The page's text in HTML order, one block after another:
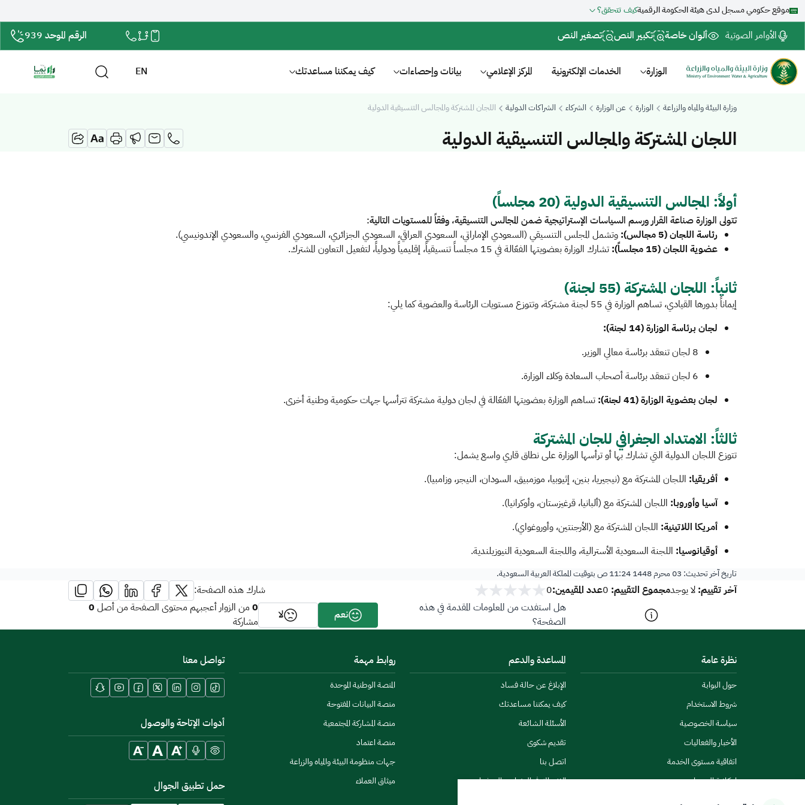
موقع حكومي مسجل لدى هيئة الحكومة الرقميةكيف تتحقق؟
الأوامر الصوتية ألوان خاصة تكبير النص تصغير النص الرقم الموحد 939
الوزارة الخدمات الإلكترونية المركز الإعلامي بيانات وإحصاءات كيف يمكننا مساعدتك EN
وزارة البيئة والمياه والزراعة الوزارة عن الوزارة الشركاء الشراكات الدولية اللجان المشتركة والمجالس التنسيقية الدولية
اللجان المشتركة والمجالس التنسيقية الدولية
أولاً: المجالس التنسيقية الدولية (20 مجلساً)​
تتولى الوزارة صناعة القرار ورسم السياسات الإستراتيجية ضمن المجالس التنسيقية، وفقاً للمستويات التالية:
رئاسة اللجان (5 مجالس): وتشمل المجلس التنسيقي (السعودي الإماراتي، السعودي العراقي، السعودي الجزائري، السعودي الفرنسي، والسعودي الإندونيسي).
عضوية اللجان (15 مجلساً): تشارك الوزارة بعضويتها الفعّالة في 15 مجلساً تنسيقياً، إقليمياً ودولياً، لتفعيل التعاون المشترك.​
ثانياً: اللجان المشتركة (55 لجنة)
إيماناً بدورها القيادي، تساهم الوزارة في 55 لجنة مشتركة، وتتوزع مستويات الرئاسة والعضوية كما يلي:​
لجان برئاسة الوزارة (14 لجنة):
8 لجان تنعقد برئاسة معالي الوزير.
6 لجان تنعقد برئاسة أصحاب السعادة وكلاء الوزارة.
لجان بعضوية الوزارة (41 لجنة): تساهم الوزارة بعضويتها الفعّالة في لجان دولية مشتركة تترأسها جهات حكومية وطنية أخرى.
ثالثاً: الامتداد الجغرافي للجان المشتركة
تتوزع اللجان الدولية التي تشارك بها أو ترأسها الوزارة على نطاق قاري واسع يشمل:
أفريقيا: اللجان المشتركة مع (نيجيريا، بنين، إثيوبيا، موزمبيق، السودان، النيجر، وزامبيا).
آسيا وأوروبا: اللجان المشتركة مع (ألبانيا، قرغيزستان، وأوكرانيا).
أمريكا اللاتينية: اللجان المشتركة مع (الأرجنتين، وأوروغواي).
أوقيانوسيا: اللجنة السعودية الأسترالية، واللجنة السعودية النيوزيلندية.​
تاريخ آخر تحديث: 03 محرم 1448 11:24 ص بتوقيت المملكة العربية السعودية.
آخر تقييم:لا يوجدمجموع التقييم: 0عدد المقيمين:0
شارك هذه الصفحة:
هل استفدت من المعلومات المقدمة في هذه
الصفحة؟
نعم لا 0من الزوار أعجبهم محتوى الصفحة من أصل0
مشاركة
نظرة عامة
حول البوابة
شروط الاستخدام
سياسة الخصوصية
الأخبار والفعاليات
اتفاقية مستوى الخدمة
إمكانية الوصول
المساعدة والدعم
الإبلاغ عن حالة فساد
كيف يمكننا مساعدتك
الأسئلة الشائعة
تقديم شكوى
اتصل بنا
الاشتراك في النشرات والتحذيرات
روابط مهمة
المنصة الوطنية الموحدة
منصة البيانات المفتوحة
منصة المشاركة المجتمعية
منصة اعتماد
جهات منظومة البيئة والمياه والزراعة
ميثاق العملاء
تواصل معنا
أدوات الإتاحة والوصول
حمل تطبيق الجوال